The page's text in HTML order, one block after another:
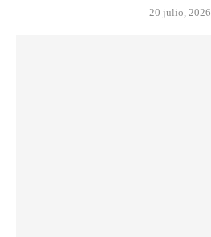
20 julio, 2026